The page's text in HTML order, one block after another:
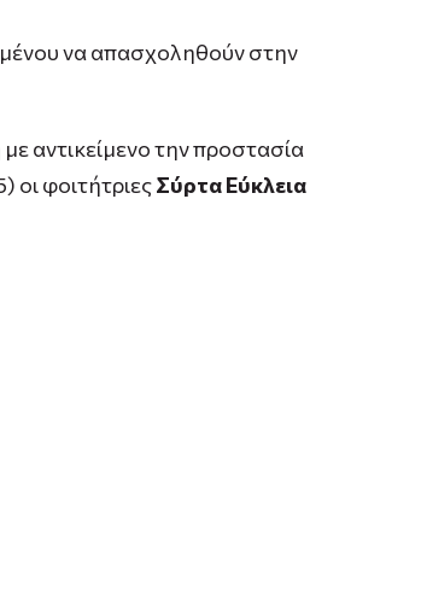
να απασχοληθούν στην
αντικείμενο την προστασία
φοιτήτριεςΣύρτα Εύκλεια